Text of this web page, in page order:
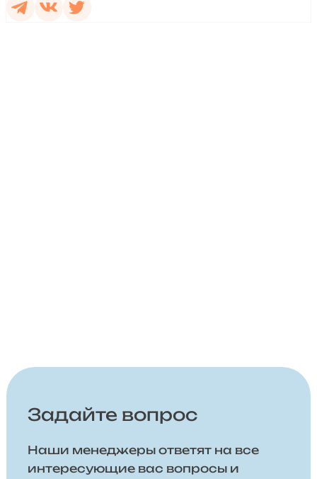
Задайте вопрос
Наши менеджеры ответят на все
интересующие вас вопросы и